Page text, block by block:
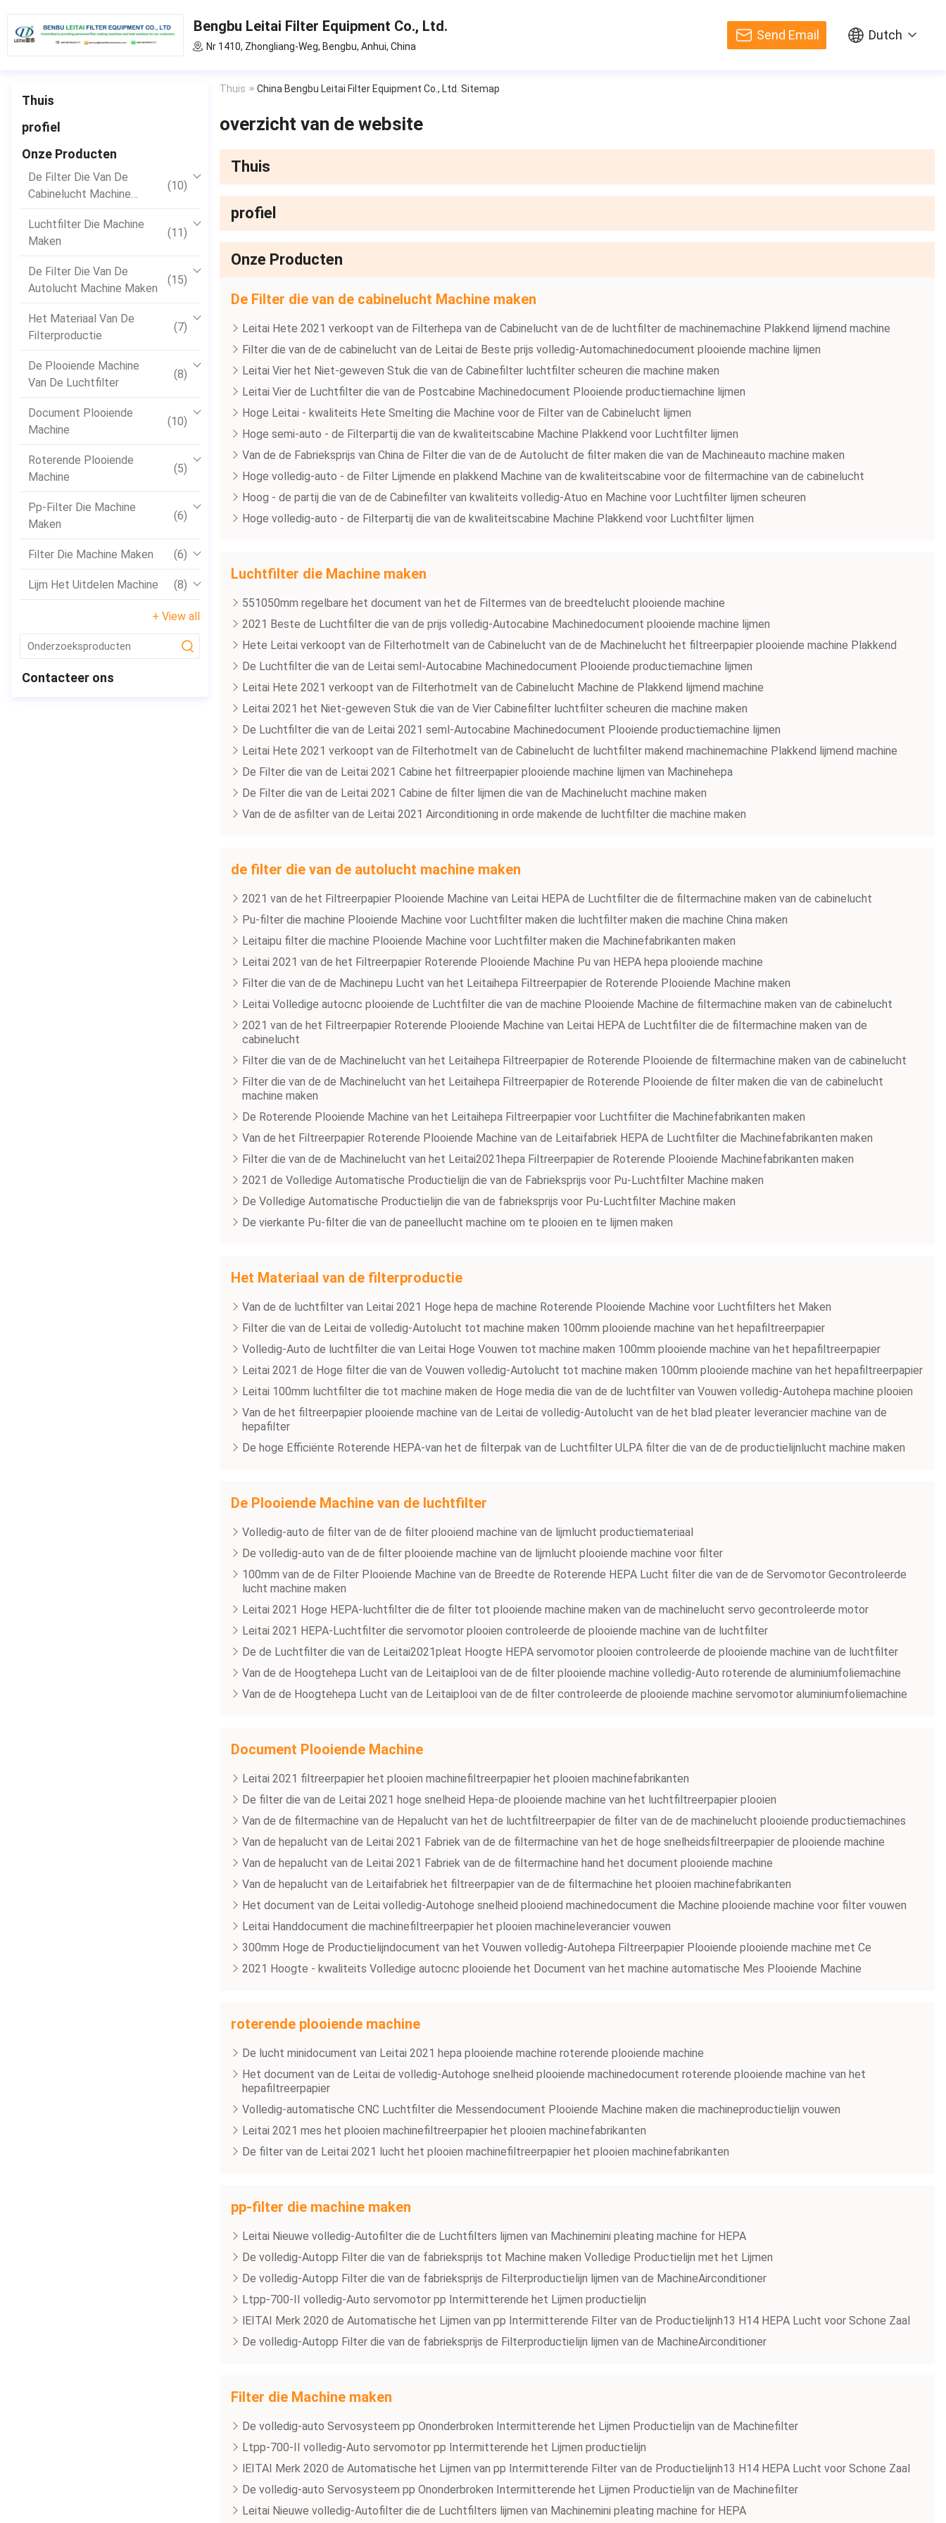
Bengbu Leitai Filter Equipment Co., Ltd.
Nr 1410, Zhongliang-Weg, Bengbu, Anhui, China
Dutch
Send Email
Thuis
profiel
Onze Producten
De Filter Die Van De
Cabinelucht Machine
(10)
Luchtfilter Die Machine
Maken
(11)
De Filter Die Van De
Autolucht Machine Maken
(15)
Het Materiaal Van De
Filterproductie
(7)
De Plooiende Machine
Van De Luchtfilter
(8)
Document Plooiende
Machine
(10)
Roterende Plooiende
Machine
(5)
Pp-Filter Die Machine
Maken
(6)
Filter Die Machine Maken (6)
Lijm Het Uitdelen Machine (8)
+ View all
submit
Contacteer ons
Thuis China Bengbu Leitai Filter Equipment Co., Ltd. Sitemap
overzicht van de website
Thuis
profiel
Onze Producten
De Filter die van de cabinelucht Machine maken
Leitai Hete 2021 verkoopt van de Filterhepa van de Cabinelucht van de de luchtfilter de machinemachine Plakkend lijmend machine
Filter die van de de cabinelucht van de Leitai de Beste prijs volledig-Automachinedocument plooiende machine lijmen
Leitai Vier het Niet-geweven Stuk die van de Cabinefilter luchtfilter scheuren die machine maken
Leitai Vier de Luchtfilter die van de Postcabine Machinedocument Plooiende productiemachine lijmen
Hoge Leitai - kwaliteits Hete Smelting die Machine voor de Filter van de Cabinelucht lijmen
Hoge semi-auto - de Filterpartij die van de kwaliteitscabine Machine Plakkend voor Luchtfilter lijmen
Van de de Fabrieksprijs van China de Filter die van de de Autolucht de filter maken die van de Machineauto machine maken
Hoge volledig-auto - de Filter Lijmende en plakkend Machine van de kwaliteitscabine voor de filtermachine van de cabinelucht
Hoog - de partij die van de de Cabinefilter van kwaliteits volledig-Atuo en Machine voor Luchtfilter lijmen scheuren
Hoge volledig-auto - de Filterpartij die van de kwaliteitscabine Machine Plakkend voor Luchtfilter lijmen
Luchtfilter die Machine maken
551050mm regelbare het document van het de Filtermes van de breedtelucht plooiende machine
2021 Beste de Luchtfilter die van de prijs volledig-Autocabine Machinedocument plooiende machine lijmen
Hete Leitai verkoopt van de Filterhotmelt van de Cabinelucht van de de Machinelucht het filtreerpapier plooiende machine Plakkend
De Luchtfilter die van de Leitai seml-Autocabine Machinedocument Plooiende productiemachine lijmen
Leitai Hete 2021 verkoopt van de Filterhotmelt van de Cabinelucht Machine de Plakkend lijmend machine
Leitai 2021 het Niet-geweven Stuk die van de Vier Cabinefilter luchtfilter scheuren die machine maken
De Luchtfilter die van de Leitai 2021 seml-Autocabine Machinedocument Plooiende productiemachine lijmen
Leitai Hete 2021 verkoopt van de Filterhotmelt van de Cabinelucht de luchtfilter makend machinemachine Plakkend lijmend machine
De Filter die van de Leitai 2021 Cabine het filtreerpapier plooiende machine lijmen van Machinehepa
De Filter die van de Leitai 2021 Cabine de filter lijmen die van de Machinelucht machine maken
Van de de asfilter van de Leitai 2021 Airconditioning in orde makende de luchtfilter die machine maken
de filter die van de autolucht machine maken
2021 van de het Filtreerpapier Plooiende Machine van Leitai HEPA de Luchtfilter die de filtermachine maken van de cabinelucht
Pu-filter die machine Plooiende Machine voor Luchtfilter maken die luchtfilter maken die machine China maken
Leitaipu filter die machine Plooiende Machine voor Luchtfilter maken die Machinefabrikanten maken
Leitai 2021 van de het Filtreerpapier Roterende Plooiende Machine Pu van HEPA hepa plooiende machine
Filter die van de de Machinepu Lucht van het Leitaihepa Filtreerpapier de Roterende Plooiende Machine maken
Leitai Volledige autocnc plooiende de Luchtfilter die van de machine Plooiende Machine de filtermachine maken van de cabinelucht
2021 van de het Filtreerpapier Roterende Plooiende Machine van Leitai HEPA de Luchtfilter die de filtermachine maken van de
cabinelucht
Filter die van de de Machinelucht van het Leitaihepa Filtreerpapier de Roterende Plooiende de filtermachine maken van de cabinelucht
Filter die van de de Machinelucht van het Leitaihepa Filtreerpapier de Roterende Plooiende de filter maken die van de cabinelucht
machine maken
De Roterende Plooiende Machine van het Leitaihepa Filtreerpapier voor Luchtfilter die Machinefabrikanten maken
Van de het Filtreerpapier Roterende Plooiende Machine van de Leitaifabriek HEPA de Luchtfilter die Machinefabrikanten maken
Filter die van de de Machinelucht van het Leitai2021hepa Filtreerpapier de Roterende Plooiende Machinefabrikanten maken
2021 de Volledige Automatische Productielijn die van de Fabrieksprijs voor Pu-Luchtfilter Machine maken
De Volledige Automatische Productielijn die van de fabrieksprijs voor Pu-Luchtfilter Machine maken
De vierkante Pu-filter die van de paneellucht machine om te plooien en te lijmen maken
Het Materiaal van de filterproductie
Van de de luchtfilter van Leitai 2021 Hoge hepa de machine Roterende Plooiende Machine voor Luchtfilters het Maken
Filter die van de Leitai de volledig-Autolucht tot machine maken 100mm plooiende machine van het hepafiltreerpapier
Volledig-Auto de luchtfilter die van Leitai Hoge Vouwen tot machine maken 100mm plooiende machine van het hepafiltreerpapier
Leitai 2021 de Hoge filter die van de Vouwen volledig-Autolucht tot machine maken 100mm plooiende machine van het hepafiltreerpapier
Leitai 100mm luchtfilter die tot machine maken de Hoge media die van de de luchtfilter van Vouwen volledig-Autohepa machine plooien
Van de het filtreerpapier plooiende machine van de Leitai de volledig-Autolucht van de het blad pleater leverancier machine van de
hepafilter
De hoge Efficiënte Roterende HEPA-van het de filterpak van de Luchtfilter ULPA filter die van de de productielijnlucht machine maken
De Plooiende Machine van de luchtfilter
Volledig-auto de filter van de de filter plooiend machine van de lijmlucht productiemateriaal
De volledig-auto van de de filter plooiende machine van de lijmlucht plooiende machine voor filter
100mm van de de Filter Plooiende Machine van de Breedte de Roterende HEPA Lucht filter die van de de Servomotor Gecontroleerde
lucht machine maken
Leitai 2021 Hoge HEPA-luchtfilter die de filter tot plooiende machine maken van de machinelucht servo gecontroleerde motor
Leitai 2021 HEPA-Luchtfilter die servomotor plooien controleerde de plooiende machine van de luchtfilter
De de Luchtfilter die van de Leitai2021pleat Hoogte HEPA servomotor plooien controleerde de plooiende machine van de luchtfilter
Van de de Hoogtehepa Lucht van de Leitaiplooi van de de filter plooiende machine volledig-Auto roterende de aluminiumfoliemachine
Van de de Hoogtehepa Lucht van de Leitaiplooi van de de filter controleerde de plooiende machine servomotor aluminiumfoliemachine
Document Plooiende Machine
Leitai 2021 filtreerpapier het plooien machinefiltreerpapier het plooien machinefabrikanten
De filter die van de Leitai 2021 hoge snelheid Hepa-de plooiende machine van het luchtfiltreerpapier plooien
Van de de filtermachine van de Hepalucht van het de luchtfiltreerpapier de filter van de de machinelucht plooiende productiemachines
Van de hepalucht van de Leitai 2021 Fabriek van de de filtermachine van het de hoge snelheidsfiltreerpapier de plooiende machine
Van de hepalucht van de Leitai 2021 Fabriek van de de filtermachine hand het document plooiende machine
Van de hepalucht van de Leitaifabriek het filtreerpapier van de de filtermachine het plooien machinefabrikanten
Het document van de Leitai volledig-Autohoge snelheid plooiend machinedocument die Machine plooiende machine voor filter vouwen
Leitai Handdocument die machinefiltreerpapier het plooien machineleverancier vouwen
300mm Hoge de Productielijndocument van het Vouwen volledig-Autohepa Filtreerpapier Plooiende plooiende machine met Ce
2021 Hoogte - kwaliteits Volledige autocnc plooiende het Document van het machine automatische Mes Plooiende Machine
roterende plooiende machine
De lucht minidocument van Leitai 2021 hepa plooiende machine roterende plooiende machine
Het document van de Leitai de volledig-Autohoge snelheid plooiende machinedocument roterende plooiende machine van het
hepafiltreerpapier
Volledig-automatische CNC Luchtfilter die Messendocument Plooiende Machine maken die machineproductielijn vouwen
Leitai 2021 mes het plooien machinefiltreerpapier het plooien machinefabrikanten
De filter van de Leitai 2021 lucht het plooien machinefiltreerpapier het plooien machinefabrikanten
pp-filter die machine maken
Leitai Nieuwe volledig-Autofilter die de Luchtfilters lijmen van Machinemini pleating machine for HEPA
De volledig-Autopp Filter die van de fabrieksprijs tot Machine maken Volledige Productielijn met het Lijmen
De volledig-Autopp Filter die van de fabrieksprijs de Filterproductielijn lijmen van de MachineAirconditioner
Ltpp-700-II volledig-Auto servomotor pp Intermitterende het Lijmen productielijn
lEITAI Merk 2020 de Automatische het Lijmen van pp Intermitterende Filter van de Productielijnh13 H14 HEPA Lucht voor Schone Zaal
De volledig-Autopp Filter die van de fabrieksprijs de Filterproductielijn lijmen van de MachineAirconditioner
Filter die Machine maken
De volledig-auto Servosysteem pp Ononderbroken Intermitterende het Lijmen Productielijn van de Machinefilter
Ltpp-700-II volledig-Auto servomotor pp Intermitterende het Lijmen productielijn
lEITAI Merk 2020 de Automatische het Lijmen van pp Intermitterende Filter van de Productielijnh13 H14 HEPA Lucht voor Schone Zaal
De volledig-auto Servosysteem pp Ononderbroken Intermitterende het Lijmen Productielijn van de Machinefilter
Leitai Nieuwe volledig-Autofilter die de Luchtfilters lijmen van Machinemini pleating machine for HEPA